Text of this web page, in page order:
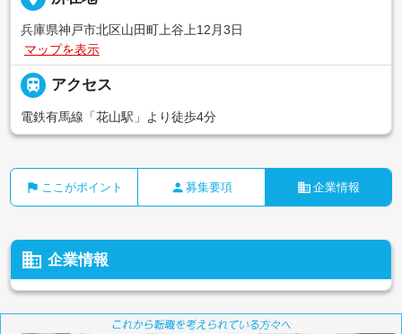
兵庫県神戸市北区山田町上谷上12月3日
マップを表示
 アクセス
電鉄有馬線「花山駅」より徒歩4分
flag ここがポイント person 募集要項 business 企業情報
business 企業情報